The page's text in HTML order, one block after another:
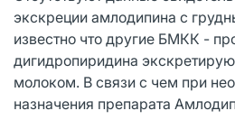
экскреции амлодипина с
известно что другие БМКК -
дигидропиридина
молоком. В связи с чем при
назначения препарата